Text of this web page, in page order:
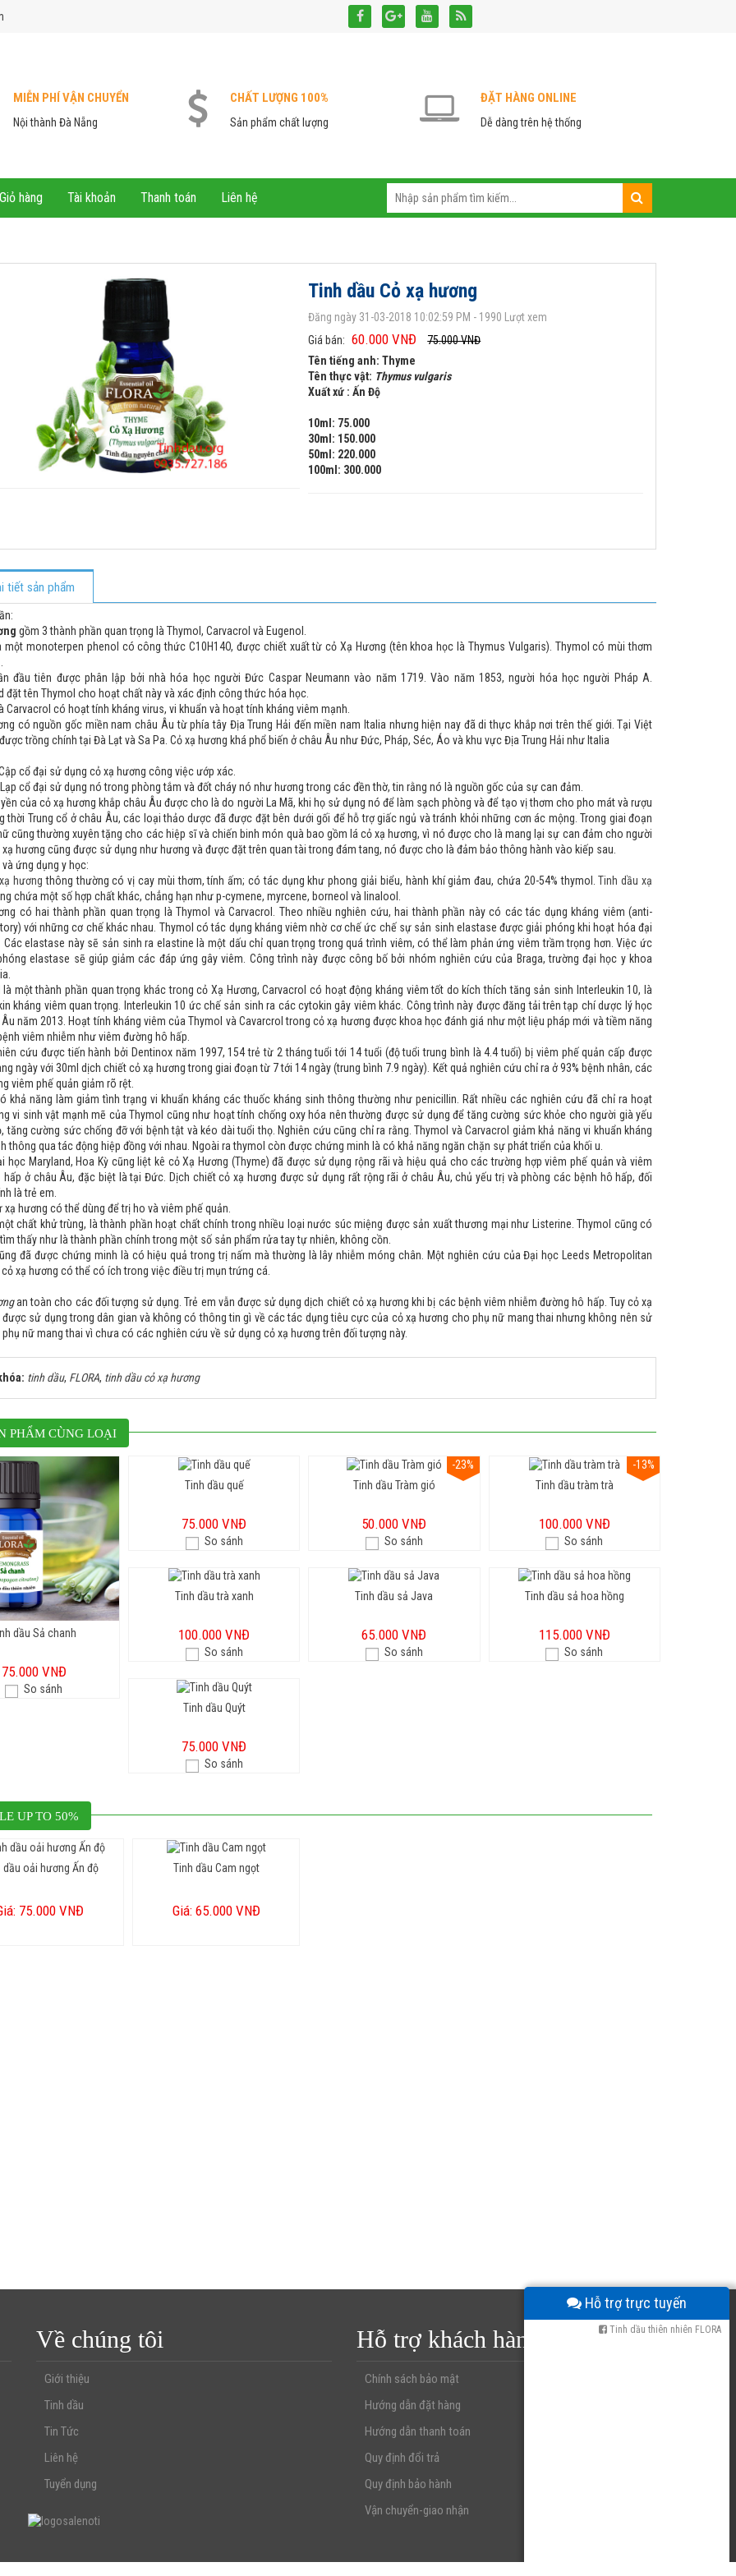
MIỄN PHÍ VẬN CHUYỂN
Nội thành Đà Nẵng
CHẤT LƯỢNG 100%
Sản phẩm chất lượng
ĐẶT HÀNG ONLINE
Dễ dàng trên hệ thống
Giỏ hàng Tài khoản Thanh toán Liên hệ
Tinh dầu Cỏ xạ hương
Đăng ngày 31-03-2018 10:02:59 PM - 1990 Lượt xem
Giá bán: 60.000 VNĐ
75.000 VNĐ
Tên tiếng anh: Thyme
Tên thực vật: Thymus vulgaris
Xuất xứ : Ấn Độ
10ml: 75.000
30ml: 150.000
50ml: 220.000
100ml: 300.000
tiết sản phẩm
gồm 3 thành phần quan trọng là Thymol, Carvacrol và Eugenol.
một monoterpen phenol có công thức C10H14O, được chiết xuất từ cỏ Xạ Hương (tên khoa học là Thymus Vulgaris). Thymol có mùi thơm
đầu tiên được phân lập bởi nhà hóa học người Đức Caspar Neumann vào năm 1719. Vào năm 1853, người hóa học người Pháp A.
đặt tên Thymol cho hoạt chất này và xác định công thức hóa học.
Carvacrol có hoạt tính kháng virus, vi khuẩn và hoạt tính kháng viêm mạnh.
có nguồn gốc miền nam châu Âu từ phía tây Địa Trung Hải đến miền nam Italia nhưng hiện nay đã di thực khắp nơi trên thế giới. Tại Việt
trồng chính tại Đà Lạt và Sa Pa. Cỏ xạ hương khá phổ biến ở châu Âu như Đức, Pháp, Séc, Áo và khu vực Địa Trung Hải như Italia
cổ đại sử dụng cỏ xạ hương công việc ướp xác.
cổ đại sử dụng nó trong phòng tắm và đốt cháy nó như hương trong các đền thờ, tin rằng nó là nguồn gốc của sự can đảm.
của cỏ xạ hương khắp châu Âu được cho là do người La Mã, khi họ sử dụng nó để làm sạch phòng và để tạo vị thơm cho pho mát và rượu
thời Trung cổ ở châu Âu, các loại thảo dược đã được đặt bên dưới gối để hỗ trợ giấc ngủ và tránh khỏi những cơn ác mộng. Trong giai đoạn
cũng thường xuyên tặng cho các hiệp sĩ và chiến binh món quà bao gồm lá cỏ xạ hương, vì nó được cho là mang lại sự can đảm cho người
xạ hương cũng được sử dụng như hương và được đặt trên quan tài trong đám tang, nó được cho là đảm bảo thông hành vào kiếp sau.
ứng dụng y học:
hương thông thường có vị cay mùi thơm, tính ấm; có tác dụng khư phong giải biểu, hành khí giảm đau, chứa 20-54% thymol.Tinh dầu xạ
chứa một số hợp chất khác, chẳng hạn như p-cymene, myrcene, borneol và linalool.
có hai thành phần quan trọng là Thymol và Carvacrol. Theo nhiều nghiên cứu, hai thành phần này có các tác dụng kháng viêm (anti-
với những cơ chế khác nhau. Thymol có tác dụng kháng viêm nhờ cơ chế ức chế sự sản sinh elastase được giải phóng khi hoạt hóa đại
elastase này sẽ sản sinh ra elastine là một dấu chỉ quan trọng trong quá trình viêm, có thể làm phản ứng viêm trầm trọng hơn. Việc ức
elastase sẽ giúp giảm các đáp ứng gây viêm. Công trình này được công bố bởi nhóm nghiên cứu của Braga, trường đại học y khoa
là một thành phần quan trọng khác trong cỏ Xạ Hương, Carvacrol có hoạt động kháng viêm tốt do kích thích tăng sản sinh Interleukin 10, là
kháng viêm quan trọng. Interleukin 10 ức chế sản sinh ra các cytokin gây viêm khác. Công trình này được đăng tải trên tạp chí dược lý học
năm 2013. Hoạt tính kháng viêm của Thymol và Cavarcrol trong cỏ xạ hương được khoa học đánh giá như một liệu pháp mới và tiềm năng
viêm nhiễm như viêm đường hô hấp.
cứu được tiến hành bởi Dentinox năm 1997, 154 trẻ từ 2 tháng tuổi tới 14 tuổi (độ tuổi trung bình là 4.4 tuổi) bị viêm phế quản cấp được
ngày với 30ml dịch chiết cỏ xạ hương trong giai đoạn từ 7 tới 14 ngày (trung bình 7.9 ngày). Kết quả nghiên cứu chỉ ra ở 93% bệnh nhân, các
viêm phế quản giảm rõ rệt.
khả năng làm giảm tình trạng vi khuẩn kháng các thuốc kháng sinh thông thường như penicillin. Rất nhiều các nghiên cứu đã chỉ ra hoạt
vi sinh vật mạnh mẽ của Thymol cũng như hoạt tính chống oxy hóa nên thường được sử dụng để tăng cường sức khỏe cho người già yếu
tăng cường sức chống đỡ với bệnh tật và kéo dài tuổi thọ. Nghiên cứu cũng chỉ ra rằng. Thymol và Carvacrol giảm khả năng vi khuẩn kháng
thông qua tác động hiệp đồng với nhau. Ngoài ra thymol còn được chứng minh là có khả năng ngăn chặn sự phát triển của khối u.
học Maryland, Hoa Kỳ cũng liệt kê cỏ Xạ Hương (Thyme) đã được sử dụng rộng rãi và hiệu quả cho các trường hợp viêm phế quản và viêm
hấp ở châu Âu, đặc biệt là tại Đức. Dịch chiết cỏ xạ hương được sử dụng rất rộng rãi ở châu Âu, chủ yếu trị và phòng các bệnh hô hấp, đối
là trẻ em.
xạ hương có thể dùng để trị ho và viêm phế quản.
chất khử trùng, là thành phần hoạt chất chính trong nhiều loại nước súc miệng được sản xuất thương mại như Listerine. Thymol cũng có
thấy như là thành phần chính trong một số sản phẩm rửa tay tự nhiên, không cồn.
đã được chứng minh là có hiệu quả trong trị nấm mà thường là lây nhiễm móng chân. Một nghiên cứu của Đại học Leeds Metropolitan
xạ hương có thể có ích trong việc điều trị mụn trứng cá.
an toàn cho các đối tượng sử dụng. Trẻ em vẫn được sử dụng dịch chiết cỏ xạ hương khi bị các bệnh viêm nhiễm đường hô hấp. Tuy cỏ xạ
được sử dụng trong dân gian và không có thông tin gì về các tác dụng tiêu cực của cỏ xạ hương cho phụ nữ mang thai nhưng không nên sử
nữ mang thai vì chưa có các nghiên cứu về sử dụng cỏ xạ hương trên đối tượng này.
tinh dầu, FLORA, tinh dầu cỏ xạ hương
PHẨM CÙNG LOẠI
dầu Sả chanh
75.000 VNĐ
So sánh
Tinh dầu quế
75.000 VNĐ
So sánh
Tinh dầu Tràm gió
50.000 VNĐ
-23%
So sánh
Tinh dầu tràm trà
100.000 VNĐ
-13%
So sánh
Tinh dầu trà xanh
100.000 VNĐ
So sánh
Tinh dầu sả Java
65.000 VNĐ
So sánh
Tinh dầu sả hoa hồng
115.000 VNĐ
So sánh
Tinh dầu Quýt
75.000 VNĐ
So sánh
UP TO 50%
dầu oải hương Ấn độ
75.000 VNĐ
Tinh dầu Cam ngọt
Giá: 65.000 VNĐ
Về chúng tôi
Giới thiệu
Tinh dầu
Tin Tức
Liên hệ
Tuyển dụng
Hỗ trợ khách hàng
Chính sách bảo mật
Hướng dẫn đặt hàng
Hướng dẫn thanh toán
Quy định đổi trả
Quy định bảo hành
Vận chuyển-giao nhận
Hỗ trợ trực tuyến
Tinh dầu thiên nhiên FLORA